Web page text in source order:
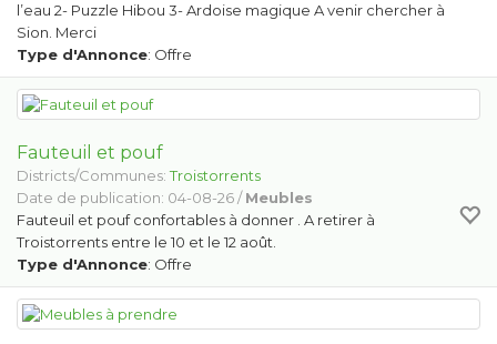
l’eau 2- Puzzle Hibou 3- Ardoise magique A venir chercher à
Sion. Merci
Type d'Annonce: Offre
Fauteuil et pouf
Districts/Communes:Troistorrents
Date de publication: 04-08-26 /Meubles
Fauteuil et pouf confortables à donner . A retirer à
Troistorrents entre le 10 et le 12 août.
Type d'Annonce: Offre